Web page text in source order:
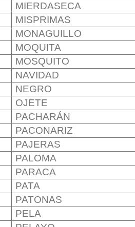
MIERDASECA
MISPRIMAS
MONAGUILLO
MOQUITA
MOSQUITO
NAVIDAD
NEGRO
OJETE
PACHARÁN
PACONARIZ
PAJERAS
PALOMA
PARACA
PATA
PATONAS
PELA